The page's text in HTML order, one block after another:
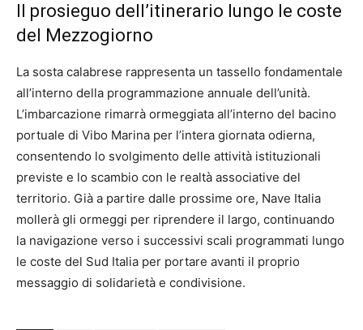
Il prosieguo dell’itinerario lungo le coste
del Mezzogiorno
La sosta calabrese rappresenta un tassello fondamentale
all’interno della programmazione annuale dell’unità.
L’imbarcazione rimarrà ormeggiata all’interno del bacino
portuale di Vibo Marina per l’intera giornata odierna,
consentendo lo svolgimento delle attività istituzionali
previste e lo scambio con le realtà associative del
territorio. Già a partire dalle prossime ore, Nave Italia
mollerà gli ormeggi per riprendere il largo, continuando
la navigazione verso i successivi scali programmati lungo
le coste del Sud Italia per portare avanti il proprio
messaggio di solidarietà e condivisione.